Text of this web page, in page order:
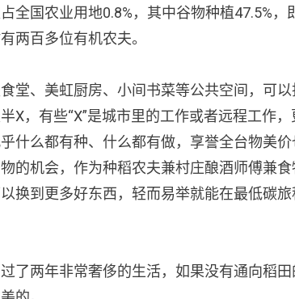
全国农业用地0.8%，其中谷物种植47.5%
两百多位有机农夫。
堂、美虹厨房、小间书菜等公共空间，可
X，有些“X”是城市里的工作或者远程工作
什么都有种、什么都有做，享誉全台物美
的机会，作为种稻农夫兼村庄酿酒师傅兼
换到更多好东西，轻而易举就能在最低碳
了两年非常奢侈的生活，如果没有通向稻